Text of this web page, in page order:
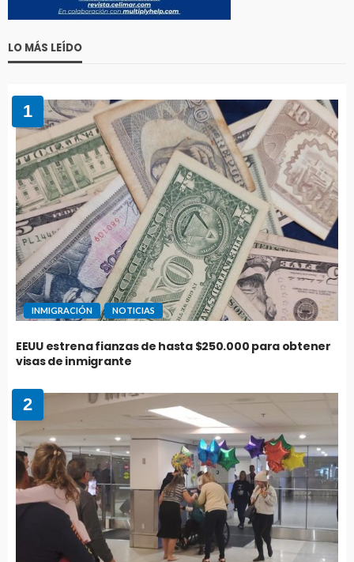
LO MÁS LEÍDO
1
INMIGRACIÓN NOTICIAS
EEUU estrena fianzas de hasta $250.000 para obtener
visas de inmigrante
2